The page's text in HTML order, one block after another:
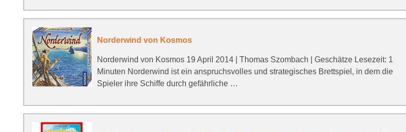
Norderwind von Kosmos
Norderwind von Kosmos 19 April 2014 | Thomas Szombach | Geschätze Lesezeit: 1
Minuten Norderwind ist ein anspruchsvolles und strategisches Brettspiel, in dem die
Spieler ihre Schiffe durch gefährliche …